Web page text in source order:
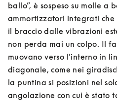
ballo”, è sospeso su molle a
ammortizzatori integrati
il braccio dalle vibrazioni
non perda mai un colpo. Il
muovano verso l’interno in
diagonale, come nei
la puntina si posizioni nel
angolazione con cui è stato